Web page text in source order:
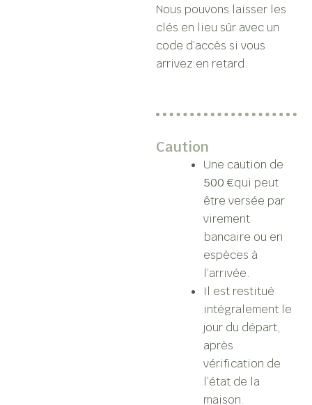
Nous pouvons laisser les
clés en lieu sûr avec un
code d’accès si vous
arrivez en retard.
Caution
Une caution de
500 €qui peut
être versée par
virement
bancaire ou en
espèces à
l’arrivée.
Il est restitué
intégralement le
jour du départ,
après
vérification de
l’état de la
maison.